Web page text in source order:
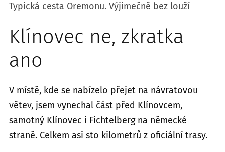
Typická cesta Oremonu. Výjimečně bez louží
Klínovec ne, zkratka
ano
V místě, kde se nabízelo přejet na návratovou
větev, jsem vynechal část před Klínovcem,
samotný Klínovec i Fichtelberg na německé
straně. Celkem asi sto kilometrů z oficiální trasy.